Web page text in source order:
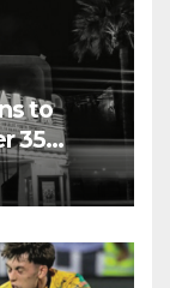
to
35